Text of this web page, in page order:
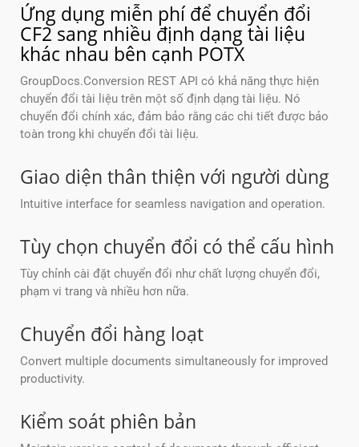
Ứng dụng miễn phí để chuyển đổi
CF2 sang nhiều định dạng tài liệu
khác nhau bên cạnh POTX
GroupDocs.Conversion REST API có khả năng thực hiện
chuyển đổi tài liệu trên một số định dạng tài liệu. Nó
chuyển đổi chính xác, đảm bảo rằng các chi tiết được bảo
toàn trong khi chuyển đổi tài liệu.
Giao diện thân thiện với người dùng
Intuitive interface for seamless navigation and operation.
Tùy chọn chuyển đổi có thể cấu hình
Tùy chỉnh cài đặt chuyển đổi như chất lượng chuyển đổi,
phạm vi trang và nhiều hơn nữa.
Chuyển đổi hàng loạt
Convert multiple documents simultaneously for improved
productivity.
Kiểm soát phiên bản